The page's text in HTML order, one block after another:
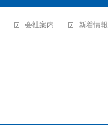
会社案内 新着情報